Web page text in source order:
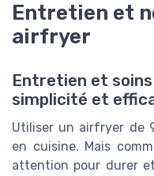
Entretien et
airfryer
Entretien et
simplicité et
Utiliser un airfryer de
en cuisine. Mais
attention pour durer